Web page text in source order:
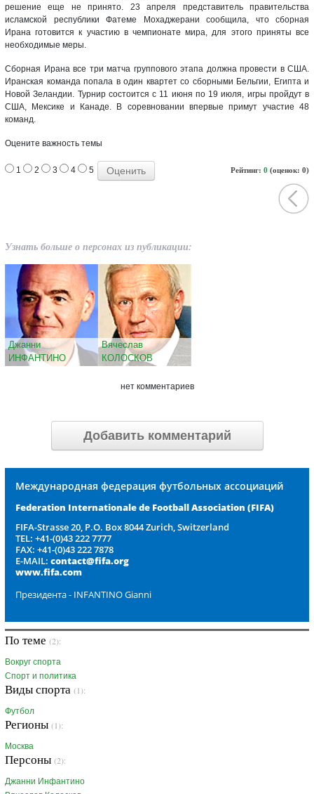
решение еще не принято. 23 апреля представитель правительства
исламской республики Фатеме Мохаджерани сообщила, что сборная
Ирана готовится к участию в чемпионате мира, для этого приняты все
необходимые меры.
Сборная Ирана все три матча группового этапа должна провести в США.
Иранская команда попала в один квартет со сборными Бельгии, Египта и
Новой Зеландии. Турнир состоится с 11 июня по 19 июля, игры пройдут в
США, Мексике и Канаде. В соревновании впервые примут участие 48
команд.
Оцените важность темы
Рейтинг: 0 (оценок: 0)
1 2 3 4 5
Узнать больше о персонах из публикации:
Джанни
ИНФАНТИНО
Вячеслав
КОЛОСКОВ
нет комментариев
Добавить комментарий
Международная федерация футбольных ассоциаций
Federation Internationale de Football Association (FIFA)
FIFA-Strasse 20, P.O. Box 8044 Zurich, Switzerland
TEL: +41-(0)43 222 7777
FAX: +41-(0)43 222 7878
E-MAIL: contact@fifa.org
www.fifa.com
Президента - INFANTINO Gianni
По теме (2):
Вокруг спорта
Спорт и политика
Виды спорта (1):
Футбол
Регионы (1):
Москва
Персоны (2):
Джанни Инфантино